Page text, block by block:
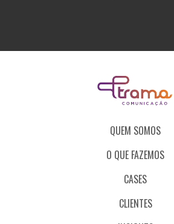
QUEM SOMOS
O QUE FAZEMOS
CASES
CLIENTES